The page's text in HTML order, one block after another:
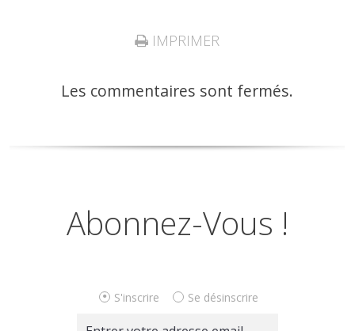
IMPRIMER
Les commentaires sont fermés.
Abonnez-Vous !
S'inscrire Se désinscrire